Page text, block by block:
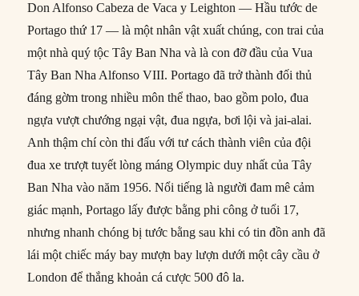
Don Alfonso Cabeza de Vaca y Leighton — Hầu tước de
Portago thứ 17 — là một nhân vật xuất chúng, con trai của
một nhà quý tộc Tây Ban Nha và là con đỡ đầu của Vua
Tây Ban Nha Alfonso VIII. Portago đã trở thành đối thủ
đáng gờm trong nhiều môn thể thao, bao gồm polo, đua
ngựa vượt chướng ngại vật, đua ngựa, bơi lội và jai-alai.
Anh thậm chí còn thi đấu với tư cách thành viên của đội
đua xe trượt tuyết lòng máng Olympic duy nhất của Tây
Ban Nha vào năm 1956. Nổi tiếng là người đam mê cảm
giác mạnh, Portago lấy được bằng phi công ở tuổi 17,
nhưng nhanh chóng bị tước bằng sau khi có tin đồn anh đã
lái một chiếc máy bay mượn bay lượn dưới một cây cầu ở
London để thắng khoản cá cược 500 đô la.